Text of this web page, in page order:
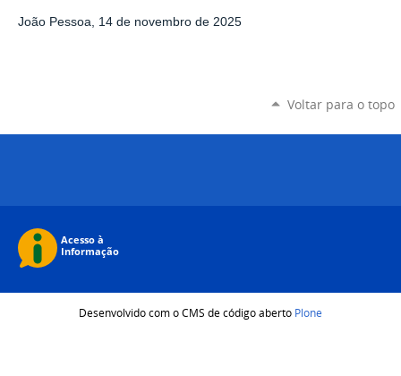
João Pessoa, 14 de novembro de 2025
Voltar para o topo
Desenvolvido com o CMS de código aberto Plone